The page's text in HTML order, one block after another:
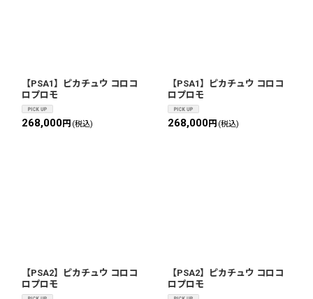
【PSA1】ピカチュウ コロコ
ロプロモ
268,000円 (税込)
【PSA1】ピカチュウ コロコ
ロプロモ
268,000円 (税込)
【PSA2】ピカチュウ コロコ
ロプロモ
【PSA2】ピカチュウ コロコ
ロプロモ